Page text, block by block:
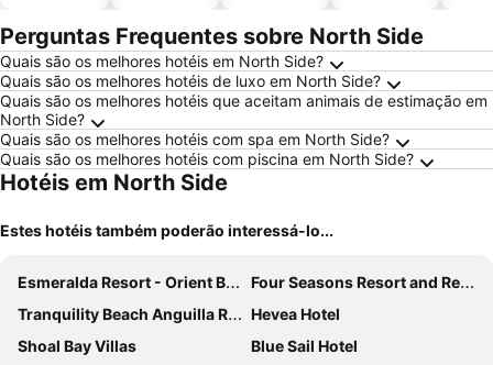
Perguntas Frequentes sobre North Side
Quais são os melhores hotéis em North Side?
Quais são os melhores hotéis de luxo em North Side?
Quais são os melhores hotéis que aceitam animais de estimação em
North Side?
Quais são os melhores hotéis com spa em North Side?
Quais são os melhores hotéis com piscina em North Side?
Hotéis em North Side
Estes hotéis também poderão interessá-lo...
Esmeralda Resort - Orient Bay
Four Seasons Resort and Residences Anguilla
Tranquility Beach Anguilla Resort
Hevea Hotel
Shoal Bay Villas
Blue Sail Hotel